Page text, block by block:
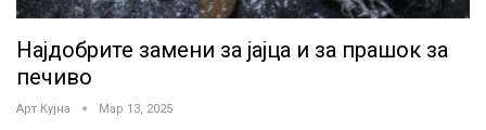
Најдобрите замени за јајца и за прашок за
печиво
Арт Кујна Мар 13, 2025